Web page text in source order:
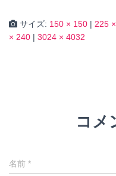
サイズ: 150 × 150 | 225
× 240 | 3024 × 4032
コメ
名前 *